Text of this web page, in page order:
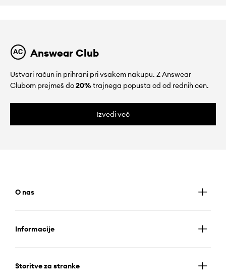
Answear Club
Ustvari račun in prihrani pri vsakem nakupu. Z Answear
Clubom prejmeš do20%trajnega popusta od od rednih cen.
Izvedi več
O nas
Informacije
Storitve za stranke